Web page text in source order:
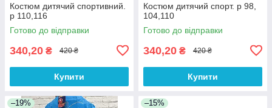
Костюм дитячий спортивний.
р 110,116
Готово до відправки
340,20 ₴ 420 ₴
Купити
Костюм дитячий спорт. р 98,
104,110
Готово до відправки
340,20 ₴ 420 ₴
Купити
–19% –15%